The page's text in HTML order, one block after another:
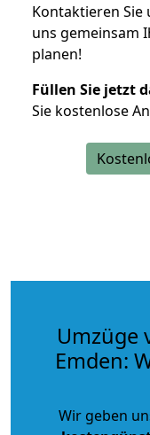
Kontaktieren Sie
uns gemeinsam
planen!
Füllen Sie jetzt
Sie kostenlose
Umzüge
Emden:
Wir geben